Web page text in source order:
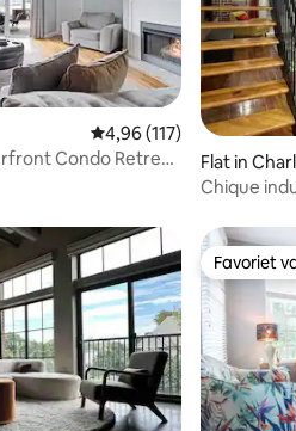
op 5, 114 recensies
Gemiddelde
4,96 (117)
Condo Retreat
Flat in
Chique
Favoriet
Favoriet